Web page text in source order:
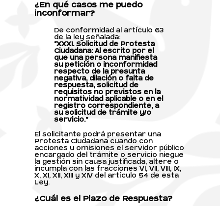
¿En qué casos me puedo
inconformar?
De conformidad al artículo 63
de la ley señalada:
"XXXI. Solicitud de Protesta
Ciudadana: Al escrito por el
que una persona manifiesta
su petición o inconformidad
respecto de la presunta
negativa, dilación o falta de
respuesta, solicitud de
requisitos no previstos en la
normatividad aplicable o en el
registro correspondiente, a
su solicitud de trámite y/o
servicio."
El solicitante podrá presentar una
Protesta Ciudadana cuando con
acciones u omisiones el servidor público
encargado del trámite o servicio niegue
la gestión sin causa justificada, altere o
incumpla con las fracciones VI, VII, VIII, IX,
X, XI, XII, XIII y XIV del artículo 54 de esta
Ley.
¿Cuál es el Plazo de Respuesta?